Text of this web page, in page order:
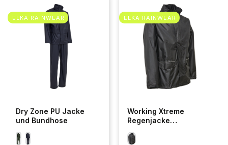
ELKA RAINWEAR
Dry Zone PU Jacke
und Bundhose
ELKA RAINWEAR
Working Xtreme
Regenjacke